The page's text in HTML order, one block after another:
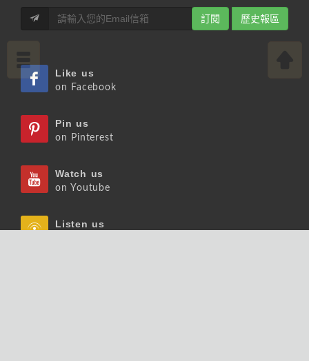
訂閱 歷史報區
Like us
on Facebook
Pin us
on Pinterest
Watch us
on Youtube
Listen us